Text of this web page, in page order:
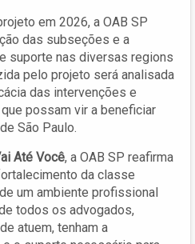
em 2026, a OAB SP
das subseções e a
suporte nas diversas regions
pelo projeto será analisada
das intervenções e
possam vir a beneficiar
São Paulo.
Até Você, a OAB SP reafirma
da classe
um ambiente profissional
todos os advogados,
atuem, tenham a